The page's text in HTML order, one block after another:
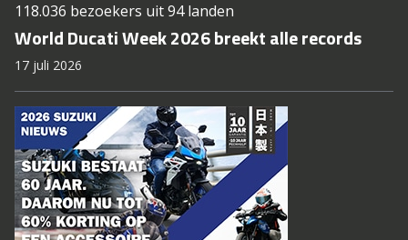
118.036 bezoekers uit 94 landen
World Ducati Week 2026 breekt alle records
17 juli 2026